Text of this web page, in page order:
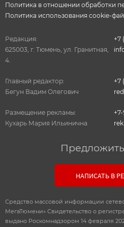
Политика в отношении обработки
Политика использования cookie-
Редакция:
625003, г. Тюмень, ул. Гранитная,
4.
+7
Главный редактор:
Бегун Вадим Олегович
+7
Размещение рекламы:
Кухарь Мария Ильинична
НАПИСАТЬ В
Средство массовой информации
МегаТюмени» Свидетельство о
выдано Роскомнадзором 14 февраля